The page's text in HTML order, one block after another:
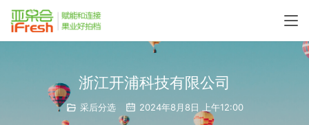
浙江开浦科技有限公司
采后分选 2024年8月8日 上午12:00